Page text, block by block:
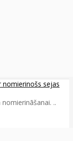
nomierinošs sejas
..